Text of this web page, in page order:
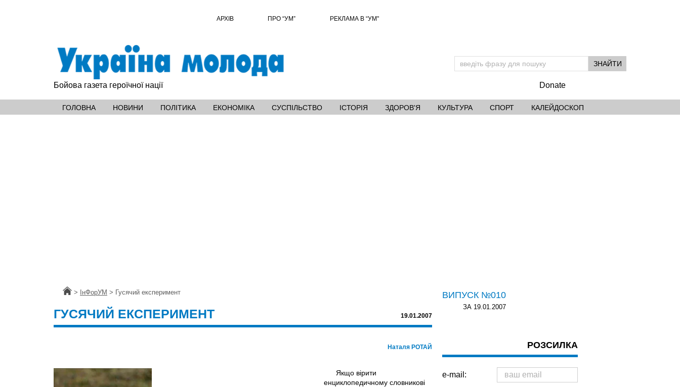
АРХІВ ПРО “УМ” РЕКЛАМА В “УМ"
Бойова газета героїчної нації Donate
ГОЛОВНА НОВИНИ ПОЛІТИКА ЕКОНОМІКА СУСПІЛЬСТВО ІСТОРІЯ ЗДОРОВ'Я КУЛЬТУРА СПОРТ КАЛЕЙДОСКОП
Головна
> ІнФорУМ > Гусячий експеримент
ГУСЯЧИЙ ЕКСПЕРИМЕНТ 19.01.2007
Наталя РОТАЙ
Якщо вірити
енциклопедичному словникові
ВИПУСК №010
ЗА 19.01.2007
РОЗСИЛКА
e-mail: